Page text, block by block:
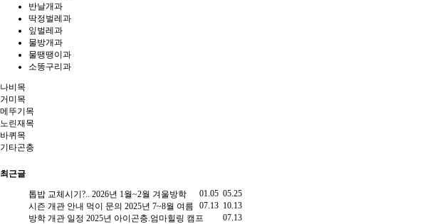
반날개과
딱정벌레과
잎벌레과
물방개과
물땡땡이과
소똥구리과
나비목
거미목
메뚜기목
노린재목
바퀴목
기타곤충
최근글
05.25
톱밥 교체시기?.. 01.05
2026년 1월~2월 겨울방학
시즌 개관 안내
10.13
먹이 문의 07.13
2025년 7~8월 여름
방학 개관 일정
07.13
2025년 아이곤충.엄마힐링 캠프